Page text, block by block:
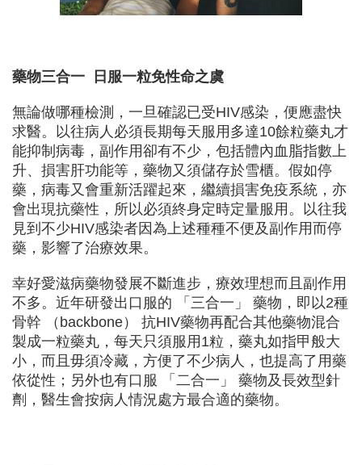
藥物三合一 日服一粒免性命之虞
無論做哪種檢測，一旦確認已受HIV感染，便應盡快
求醫。以往病人必須長期每天服用多達10餘粒藥丸才
能抑制病毒，副作用卻有不少，包括體內血脂指數上
升、損害肝功能等，藥物又須儲存於雪櫃。假如停
藥，病毒又會重新活躍起來，繼續損害免疫系統，亦
會出現抗藥性，所以必須終身定時定量服用。以往我
見到不少HIV感染者因為上述種種不便及副作用而停
藥，影響了治療效果。
幸好愛滋病藥物發展不斷進步，療效理想而且副作用
不多。近年研發出口服的 「三合一」 藥物，即以2種
骨幹 （backbone） 抗HIV藥物再配合其他藥物混合
製成一粒藥丸，每天只須服用1粒，藥丸如指甲般大
小，而且毋須冷藏，方便了不少病人，也提高了用藥
依從性；另外也有口服 「二合一」 藥物及長效型針
劑，醫生會按病人情況處方最合適的藥物。